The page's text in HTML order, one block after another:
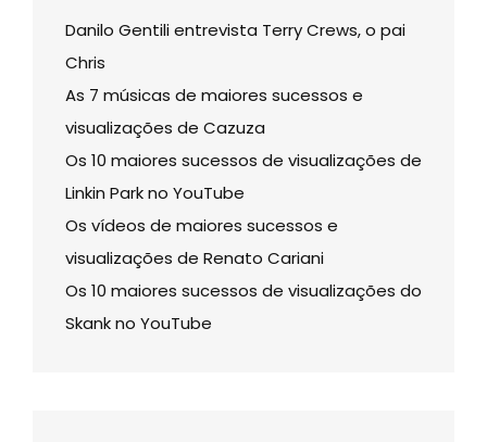
Danilo Gentili entrevista Terry Crews, o pai
Chris
As 7 músicas de maiores sucessos e
visualizações de Cazuza
Os 10 maiores sucessos de visualizações de
Linkin Park no YouTube
Os vídeos de maiores sucessos e
visualizações de Renato Cariani
Os 10 maiores sucessos de visualizações do
Skank no YouTube